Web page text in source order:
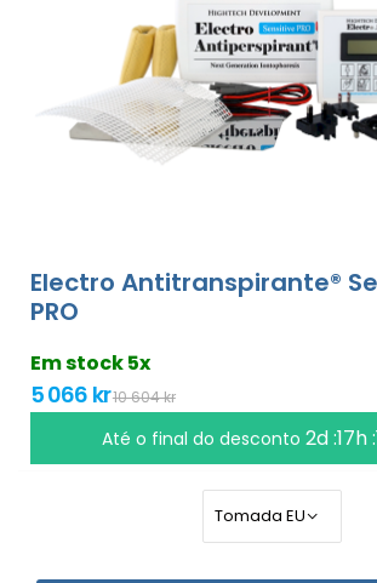
Electro Antitranspirante®
PRO
Em stock 5x
5 066 kr10 604 kr
Até o final do desconto 2d :17h